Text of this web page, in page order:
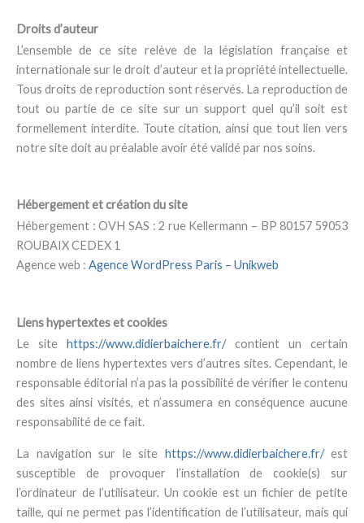
Droits d’auteur​
L’ensemble de ce site relève de la législation française et
internationale sur le droit d’auteur et la propriété intellectuelle.
Tous droits de reproduction sont réservés. La reproduction de
tout ou partie de ce site sur un support quel qu’il soit est
formellement interdite. Toute citation, ainsi que tout lien vers
notre site doit au préalable avoir été validé par nos soins.
Hébergement et création du site
Hébergement : OVH SAS : 2 rue Kellermann – BP 80157 59053
ROUBAIX CEDEX 1
Agence web : Agence WordPress Paris – Unikweb
Liens hypertextes et cookies
Le site https://www.didierbaichere.fr/contient un certain
nombre de liens hypertextes vers d’autres sites. Cependant, le
responsable éditorial n’a pas la possibilité de vérifier le contenu
des sites ainsi visités, et n’assumera en conséquence aucune
responsabilité de ce fait.
La navigation sur le site https://www.didierbaichere.fr/est
susceptible de provoquer l’installation de cookie(s) sur
l’ordinateur de l’utilisateur. Un cookie est un fichier de petite
taille, qui ne permet pas l’identification de l’utilisateur, mais qui